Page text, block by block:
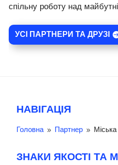
спільну роботу над
УСІ ПАРТНЕРИ ТА ДРУЗІ
НАВІГАЦІЯ
Головна 9 Партнер 9
ЗНАКИ ЯКОСТІ ТА